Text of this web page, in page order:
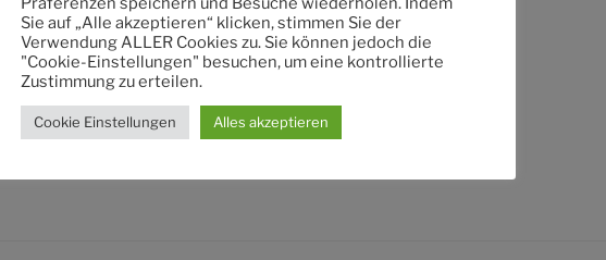
Sie auf „Alle akzeptieren“ klicken, stimmen Sie der
Verwendung ALLER Cookies zu. Sie können jedoch die
"Cookie-Einstellungen" besuchen, um eine kontrollierte
Zustimmung zu erteilen.
Cookie Einstellungen Alles akzeptieren